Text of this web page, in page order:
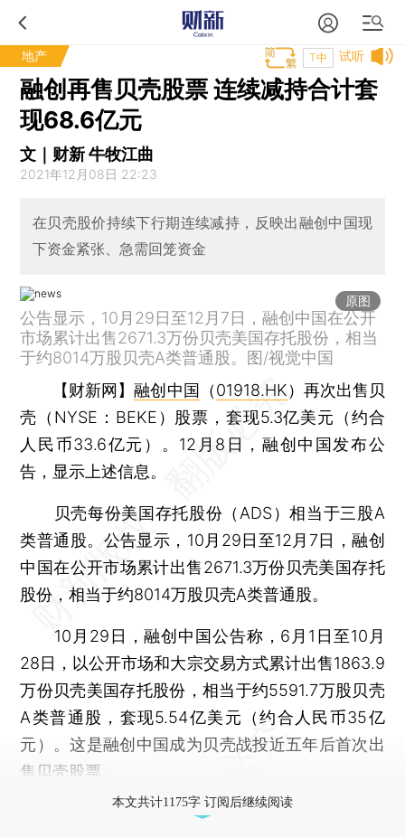
地产 试听
T中
融创再售贝壳股票 连续减持合计套
现68.6亿元
文｜财新 牛牧江曲
2021年12月08日 22:23
在贝壳股价持续下行期连续减持，反映出融创中国现
下资金紧张、急需回笼资金
原图
公告显示，10月29日至12月7日，融创中国在公开
市场累计出售2671.3万份贝壳美国存托股份，相当
于约8014万股贝壳A类普通股。图/视觉中国
【财新网】融创中国 （01918.HK）再次出售贝
壳（NYSE：BEKE）股票，套现5.3亿美元（约合
人民币33.6亿元）。12月8日，融创中国发布公
告，显示上述信息。
贝壳每份美国存托股份（ADS）相当于三股A
类普通股。公告显示，10月29日至12月7日，融创
中国在公开市场累计出售2671.3万份贝壳美国存托
股份，相当于约8014万股贝壳A类普通股。
10月29日，融创中国公告称，6月1日至10月
28日，以公开市场和大宗交易方式累计出售1863.9
万份贝壳美国存托股份，相当于约5591.7万股贝壳
A类普通股，套现5.54亿美元（约合人民币35亿
元）。这是融创中国成为贝壳战投近五年后首次出
售贝壳股票。
本文共计1175字 订阅后继续阅读